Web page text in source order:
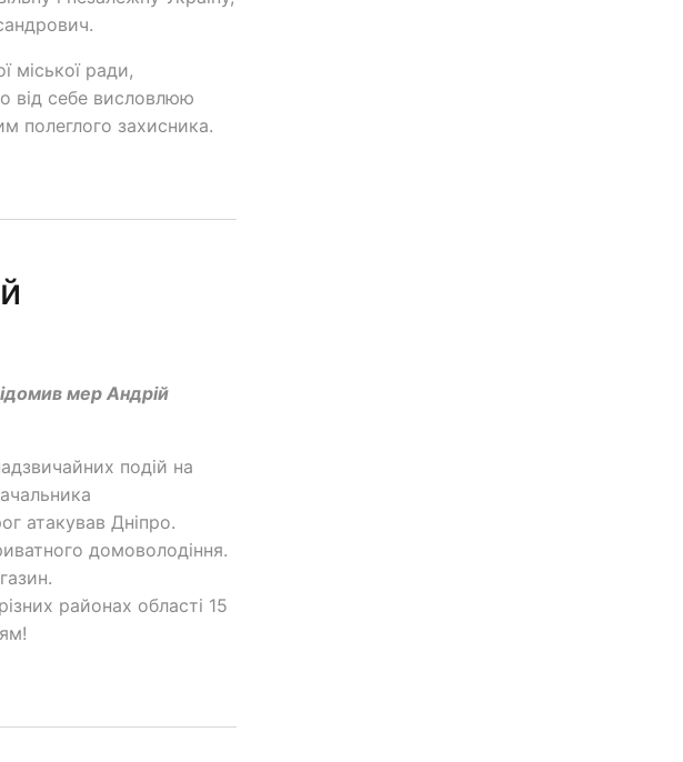
міської ради,
від себе висловлюю
полеглого захисника.
мер Андрій
подій на
атакував Дніпро.
домоволодіння.
районах області 15